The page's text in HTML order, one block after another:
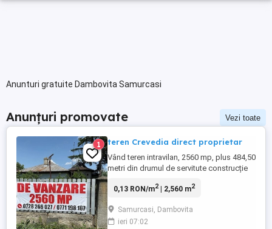
Anunturi gratuite Dambovita Samurcasi
Anunțuri promovate Vezi toate
1 teren Crevedia direct proprietar
Vând teren intravilan, 2560 mp, plus 484,50
metri din drumul de servitute construcție
deschidere 19,47 m la strada, Zona este
si mai multe magazine si o grădiniță.
Prețul este ușor negociabil.
0,13 RON/m2| 2,560 m2
Samurcasi, Dambovita
ieri 07:02